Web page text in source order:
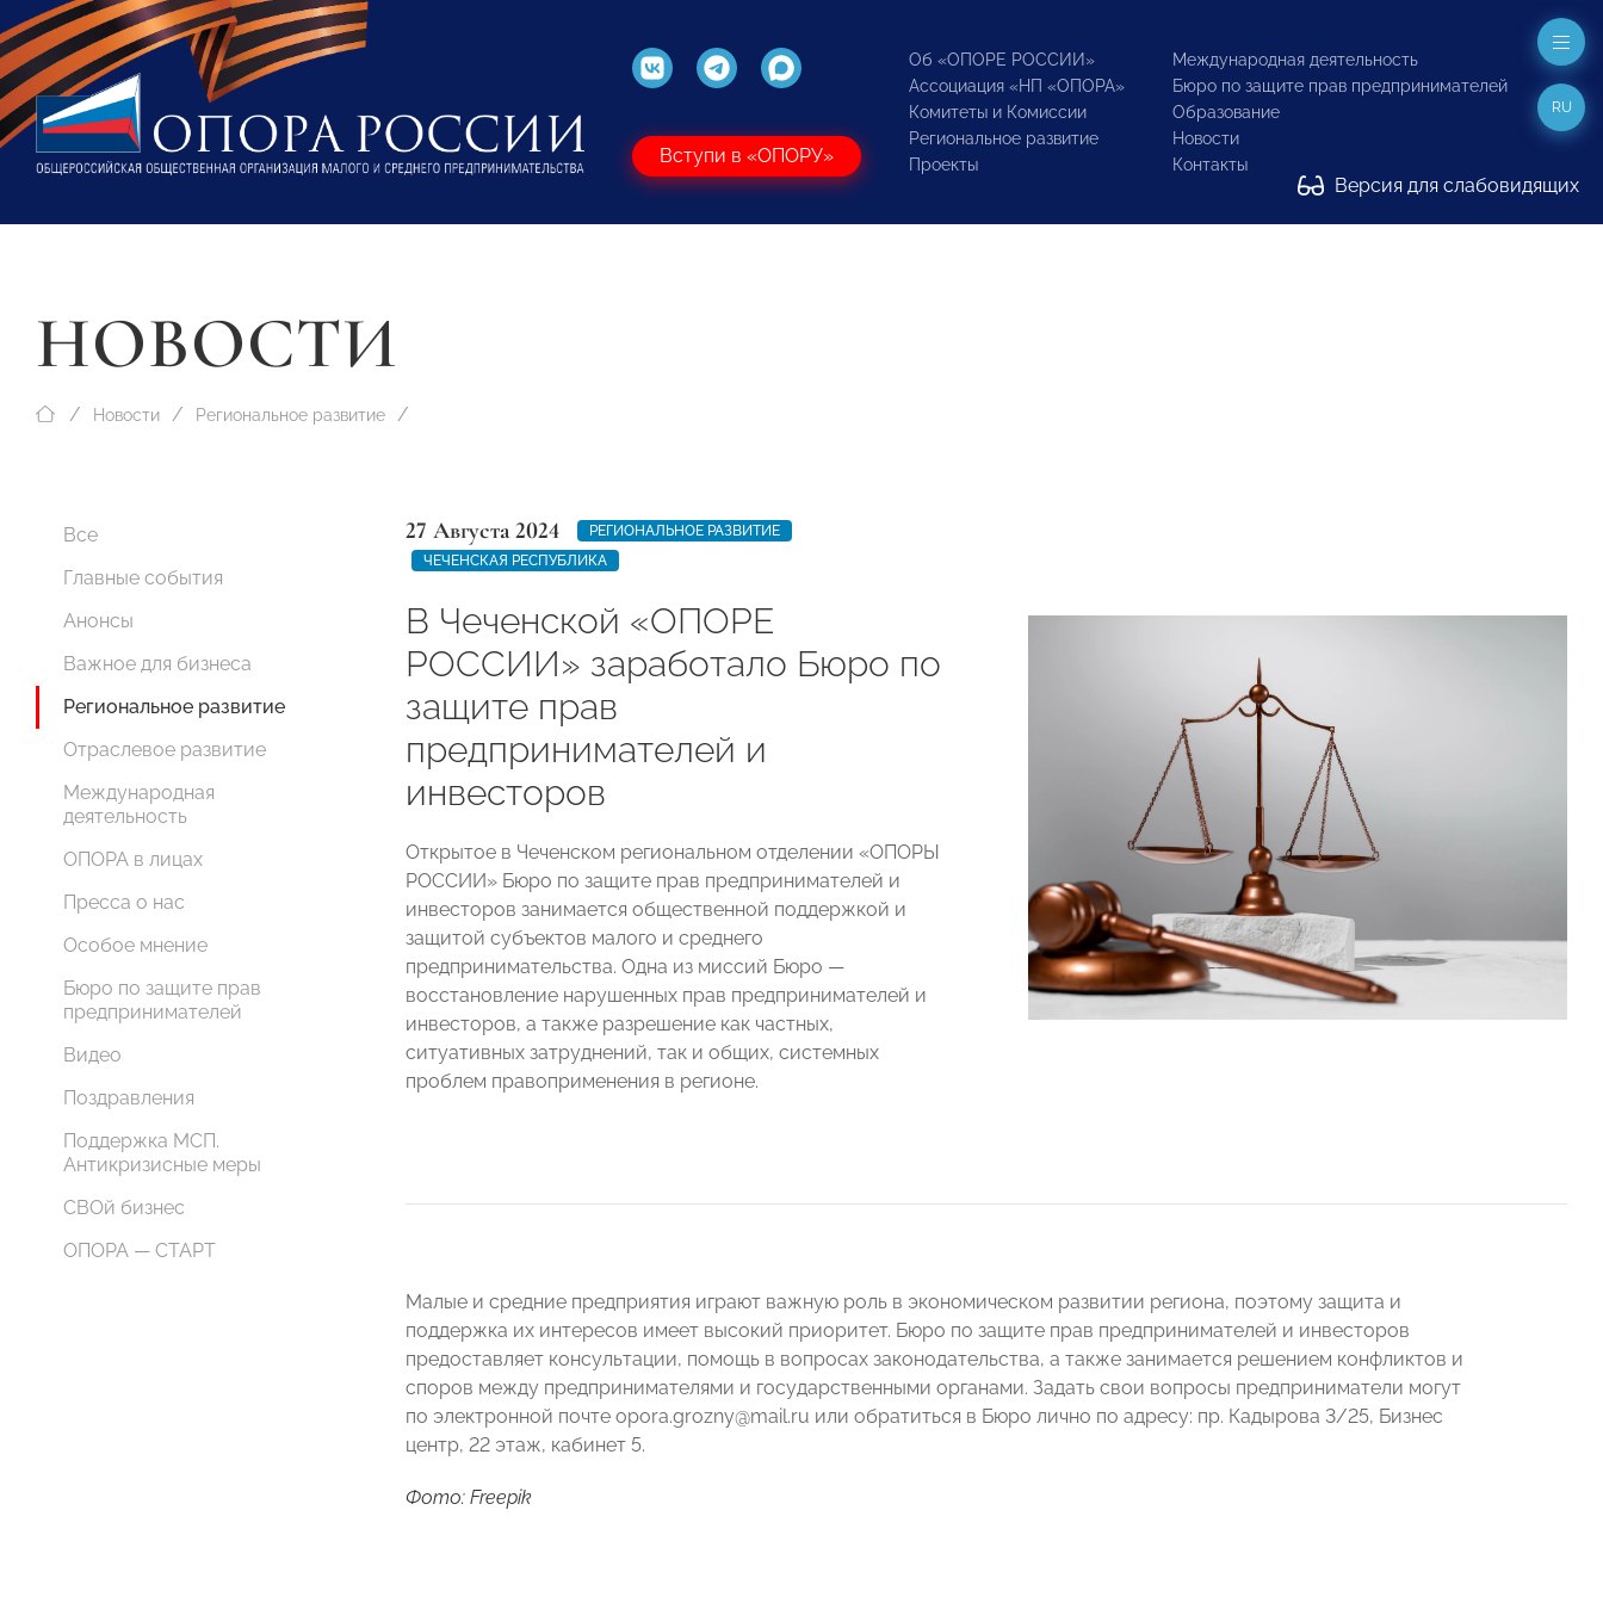
Вступи в «ОПОРУ»
Об «ОПОРЕ РОССИИ»
Ассоциация «НП «ОПОРА»
Комитеты и Комиссии
Региональное развитие
Проекты
Международная деятельность
Бюро по защите прав предпринимателей
Образование
Новости
Контакты
Версия для слабовидящих
RU
НОВОСТИ
Новости Региональное развитие
Все
Главные события
Анонсы
Важное для бизнеса
Региональное развитие
Отраслевое развитие
Международная
деятельность
ОПОРА в лицах
Пресса о нас
Особое мнение
Бюро по защите прав
предпринимателей
Видео
Поздравления
Поддержка МСП.
Антикризисные меры
СВОй бизнес
ОПОРА — СТАРТ
27 Августа 2024
РЕГИОНАЛЬНОЕ РАЗВИТИЕ
ЧЕЧЕНСКАЯ РЕСПУБЛИКА
В Чеченской «ОПОРЕ
РОССИИ» заработало Бюро по
защите прав
предпринимателей и
инвесторов
Открытое в Чеченском региональном отделении «ОПОРЫ
РОССИИ» Бюро по защите прав предпринимателей и
инвесторов занимается общественной поддержкой и
защитой субъектов малого и среднего
предпринимательства. Одна из миссий Бюро —
восстановление нарушенных прав предпринимателей и
инвесторов, а также разрешение как частных,
ситуативных затруднений, так и общих, системных
проблем правоприменения в регионе.
Малые и средние предприятия играют важную роль в экономическом развитии региона, поэтому защита и
поддержка их интересов имеет высокий приоритет. Бюро по защите прав предпринимателей и инвесторов
предоставляет консультации, помощь в вопросах законодательства, а также занимается решением конфликтов и
споров между предпринимателями и государственными органами. Задать свои вопросы предприниматели могут
по электронной почте opora.grozny@mail.ru или обратиться в Бюро лично по адресу: пр. Кадырова 3/25, Бизнес
центр, 22 этаж, кабинет 5.
Фото: Freepik